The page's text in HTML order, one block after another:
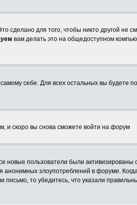
для того, чтобы никто другой не
вам делать это на общедоступном
себе. Для всех остальных вы будете
и скоро вы снова сможете войти на форум
новые пользователи были активизированы
анонимных злоупотреблений в форуме.
письмо, то убедитесь, что указали